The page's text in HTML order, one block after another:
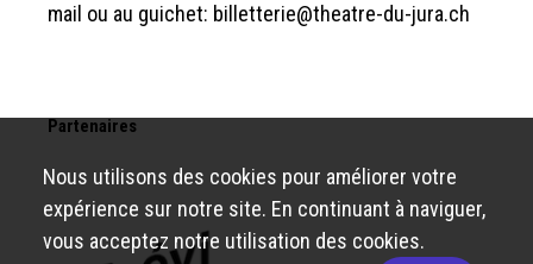
mail ou au guichet: billetterie@theatre-du-jura.ch
Partenaires
Nous utilisons des cookies pour améliorer votre
expérience sur notre site. En continuant à naviguer,
vous acceptez notre utilisation des cookies.